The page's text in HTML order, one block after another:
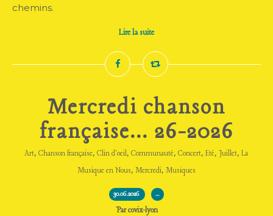
chemins.
Lire la suite
Mercredi chanson
française... 26-2026
Art, Chanson française, Clin d'oeil, Communauté, Concert, Eté, Juillet, La
Musique en Nous, Mercredi, Musiques
30.06.2026 …
Par covix-lyon